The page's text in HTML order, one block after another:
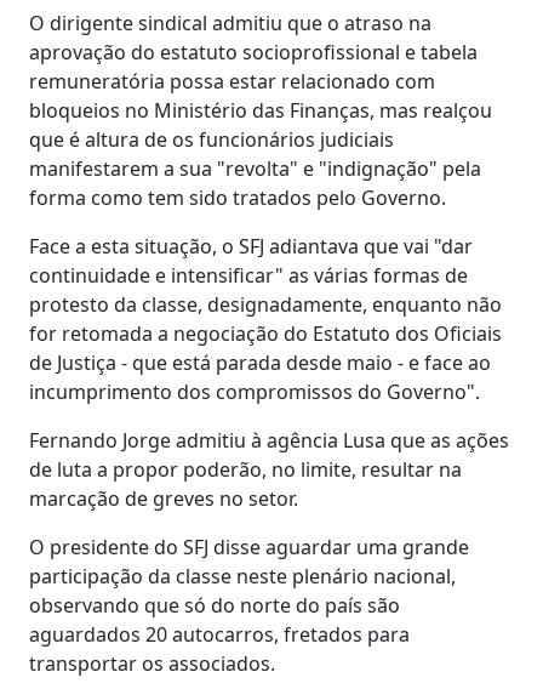
O dirigente sindical admitiu que o atraso na
aprovação do estatuto socioprofissional e tabela
remuneratória possa estar relacionado com
bloqueios no Ministério das Finanças, mas realçou
que é altura de os funcionários judiciais
manifestarem a sua "revolta" e "indignação" pela
forma como tem sido tratados pelo Governo.
Face a esta situação, o SFJ adiantava que vai "dar
continuidade e intensificar" as várias formas de
protesto da classe, designadamente, enquanto não
for retomada a negociação do Estatuto dos Oficiais
de Justiça - que está parada desde maio - e face ao
incumprimento dos compromissos do Governo".
Fernando Jorge admitiu à agência Lusa que as ações
de luta a propor poderão, no limite, resultar na
marcação de greves no setor.
O presidente do SFJ disse aguardar uma grande
participação da classe neste plenário nacional,
observando que só do norte do país são
aguardados 20 autocarros, fretados para
transportar os associados.